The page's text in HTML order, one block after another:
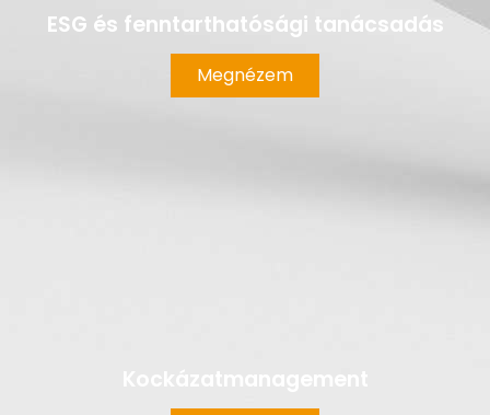
ESG és fenntarthatósági tanácsadás
Megnézem